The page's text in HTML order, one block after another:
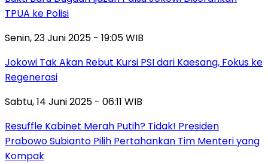
TPUA ke Polisi
Senin, 23 Juni 2025 - 19:05 WIB
Jokowi Tak Akan Rebut Kursi PSI dari Kaesang, Fokus ke
Regenerasi
Sabtu, 14 Juni 2025 - 06:11 WIB
Resuffle Kabinet Merah Putih? Tidak! Presiden
Prabowo Subianto Pilih Pertahankan Tim Menteri yang
Kompak